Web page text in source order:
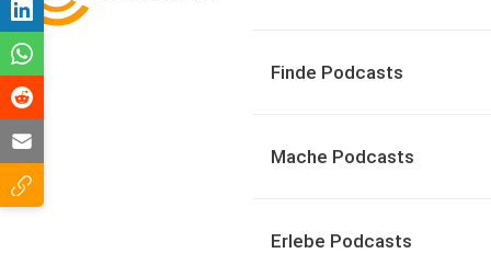
Finde Podcasts
Mache Podcasts
Erlebe Podcasts